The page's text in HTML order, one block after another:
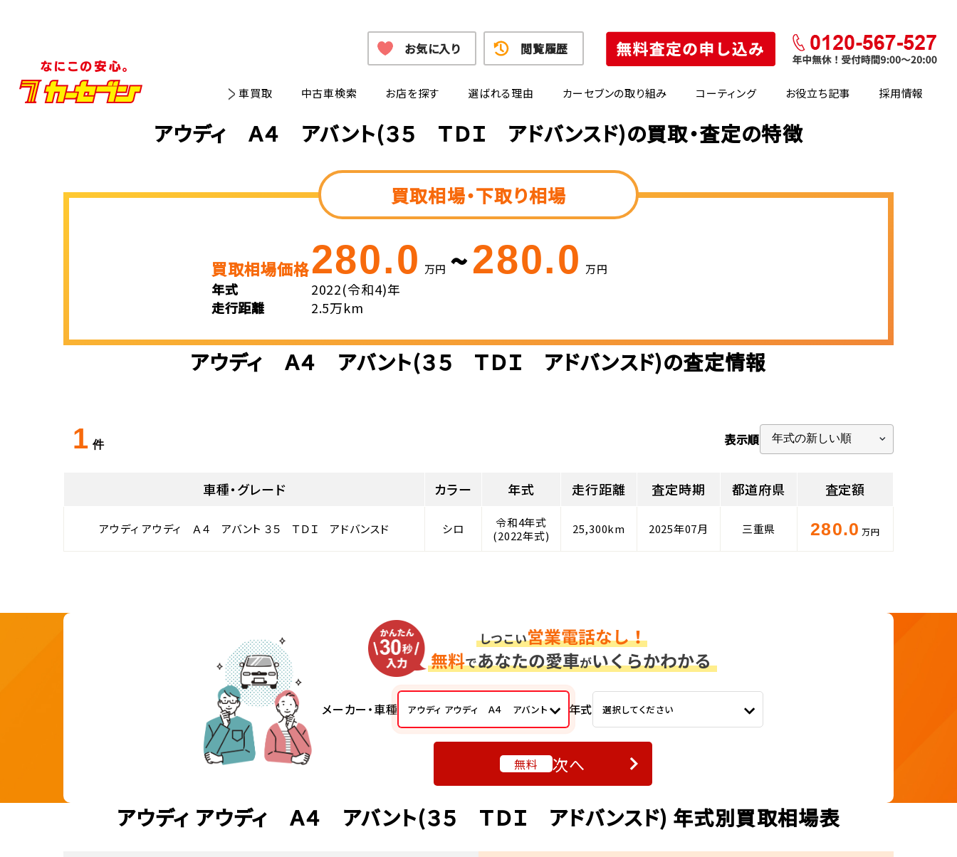
車買取 中古車検索 お店を探す 選ばれる理由 カーセブンの取り組み コーティング お役立ち記事 採用情報
お気に入り 閲覧履歴
アウディ Ａ４ アバント(３５ ＴＤＩ アドバンスド)の買取・査定の特徴
買取相場・下取り相場
買取相場価格280.0 万円 ~280.0 万円
年式
2022(令和4)年
走行距離
2.5万km
アウディ Ａ４ アバント(３５ ＴＤＩ アドバンスド)の査定情報
1 件 表示順
車種・グレード カラー 年式 走行距離 査定時期 都道府県 査定額
アウディ アウディ Ａ４ アバント ３５ ＴＤＩ アドバンスド シロ
令和4年式
(2022年式)
25,300km 2025年07月 三重県 280.0 万円
メーカー・車種 アウディ アウディ Ａ４ アバント 年式 選択してください
無料 次へ
アウディ アウディ Ａ４ アバント(３５ ＴＤＩ アドバンスド) 年式別買取相場表